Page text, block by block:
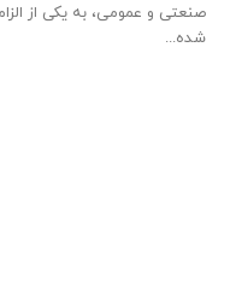
صنعتی و عمومی، به یکی از
شده...